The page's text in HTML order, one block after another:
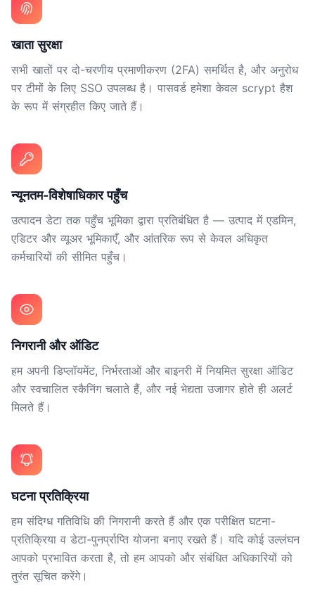
खाता सुरक्षा
सभी खातों पर दो-चरणीय प्रमाणीकरण (2FA) समर्थित है, और अनुरोध
पर टीमों के लिए SSO उपलब्ध है। पासवर्ड हमेशा केवल scrypt हैश
के रूप में संग्रहीत किए जाते हैं।
न्यूनतम-विशेषाधिकार पहुँच
उत्पादन डेटा तक पहुँच भूमिका द्वारा प्रतिबंधित है — उत्पाद में एडमिन,
एडिटर और व्यूअर भूमिकाएँ, और आंतरिक रूप से केवल अधिकृत
कर्मचारियों की सीमित पहुँच।
निगरानी और ऑडिट
हम अपनी डिप्लॉयमेंट, निर्भरताओं और बाइनरी में नियमित सुरक्षा ऑडिट
और स्वचालित स्कैनिंग चलाते हैं, और नई भेद्यता उजागर होते ही अलर्ट
मिलते हैं।
घटना प्रतिक्रिया
हम संदिग्ध गतिविधि की निगरानी करते हैं और एक परीक्षित घटना-
प्रतिक्रिया व डेटा-पुनर्प्राप्ति योजना बनाए रखते हैं। यदि कोई उल्लंघन
आपको प्रभावित करता है, तो हम आपको और संबंधित अधिकारियों को
तुरंत सूचित करेंगे।